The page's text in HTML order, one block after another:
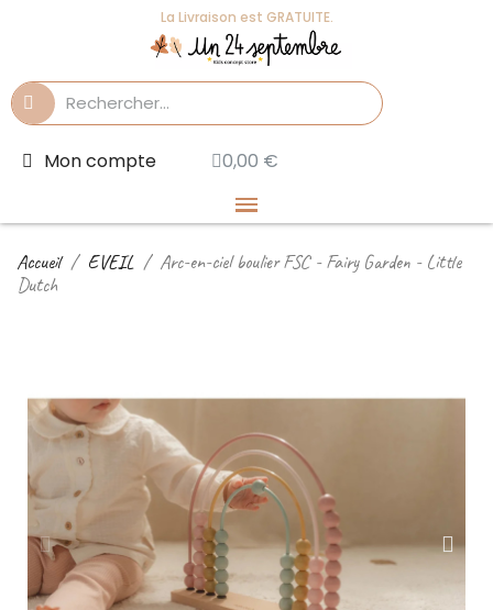
La Livraison est GRATUITE.
Mon compte 0,00 €
Accueil EVEIL
Arc-en-ciel boulier FSC - Fairy Garden - Little
Dutch